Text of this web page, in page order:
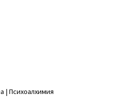
| Психоалхимия